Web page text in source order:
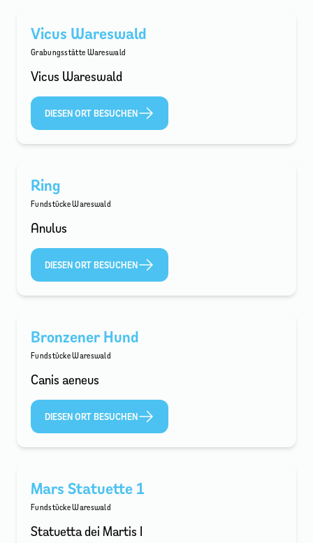
Vicus Wareswald
Grabungsstätte Wareswald
Vicus Wareswald
DIESEN ORT BESUCHEN
Ring
Fundstücke Wareswald
Anulus
DIESEN ORT BESUCHEN
Bronzener Hund
Fundstücke Wareswald
Canis aeneus
DIESEN ORT BESUCHEN
Mars Statuette 1
Fundstücke Wareswald
Statuetta dei Martis I